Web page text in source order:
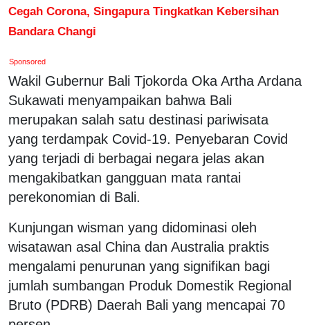
Cegah Corona, Singapura Tingkatkan Kebersihan
Bandara Changi
Sponsored
Wakil Gubernur Bali Tjokorda Oka Artha Ardana
Sukawati menyampaikan bahwa Bali
merupakan salah satu destinasi pariwisata
yang terdampak Covid-19. Penyebaran Covid
yang terjadi di berbagai negara jelas akan
mengakibatkan gangguan mata rantai
perekonomian di Bali.
Kunjungan wisman yang didominasi oleh
wisatawan asal China dan Australia praktis
mengalami penurunan yang signifikan bagi
jumlah sumbangan Produk Domestik Regional
Bruto (PDRB) Daerah Bali yang mencapai 70